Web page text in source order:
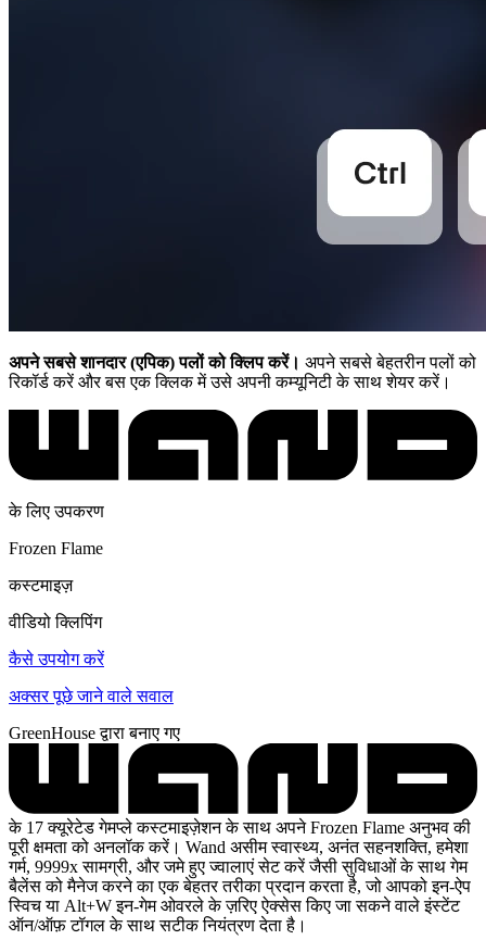
अपने सबसे शानदार (एपिक) पलों को क्लिप करें। अपने सबसे बेहतरीन पलों को
रिकॉर्ड करें और बस एक क्लिक में उसे अपनी कम्यूनिटी के साथ शेयर करें।
के लिए उपकरण
Frozen Flame
कस्टमाइज़
वीडियो क्लिपिंग
कैसे उपयोग करें
अक्सर पूछे जाने वाले सवाल
GreenHouse द्वारा बनाए गए
के 17 क्यूरेटेड गेमप्ले कस्टमाइज़ेशन के साथ अपने Frozen Flame अनुभव की
पूरी क्षमता को अनलॉक करें। Wand असीम स्वास्थ्य, अनंत सहनशक्ति, हमेशा
गर्म, 9999x सामग्री, और जमे हुए ज्वालाएं सेट करें जैसी सुविधाओं के साथ गेम
बैलेंस को मैनेज करने का एक बेहतर तरीका प्रदान करता है, जो आपको इन-ऐप
स्विच या Alt+W इन-गेम ओवरले के ज़रिए ऐक्सेस किए जा सकने वाले इंस्टेंट
ऑन/ऑफ़ टॉगल के साथ सटीक नियंत्रण देता है।